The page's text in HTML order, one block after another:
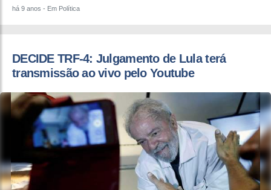
há 9 anos - Em Política
DECIDE TRF-4: ​Julgamento de Lula terá
transmissão ao vivo pelo Youtube